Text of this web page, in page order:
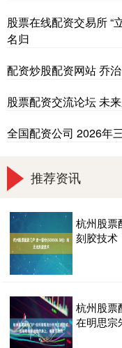
股票在线配资交易所 “
名归
配资炒股配资网站 乔
股票配资交流论坛 未
全国配资公司 2026年
推荐资讯
杭州股票
刻胶技术
杭州股票
在明思宗